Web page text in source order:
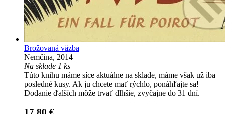
Brožovaná väzba
Nemčina, 2014
Na sklade 1 ks
Túto knihu máme síce aktuálne na sklade, máme však už iba
posledné kusy. Ak ju chcete mať rýchlo, ponáhľajte sa!
Dodanie ďalších môže trvať dlhšie, zvyčajne do 31 dní.